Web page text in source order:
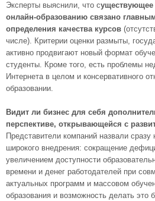
Эксперты выяснили, что существующее
онлайн-образованию связано
определения качества курсов
числе). Критерии оценки размыты,
активно продвигают новый формат
студенты. Кроме того, есть проблемы
Интернета в целом и консервативного
образовании.
Видит ли бизнес для себя
перспективе, открывающейся с
Представители компаний назвали
широкого внедрения: сокращение
увеличением доступности
времени и денег работодателей при
актуальных программ и массовом
образования и возможность делать это